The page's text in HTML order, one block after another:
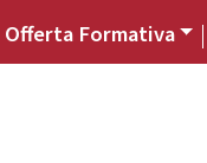
Offerta Formativa